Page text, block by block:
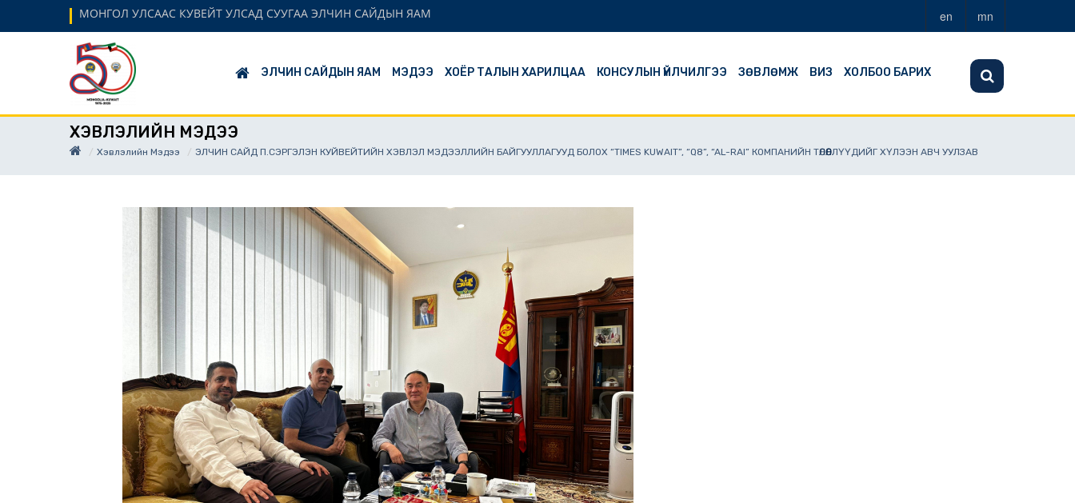
МОНГОЛ УЛСААС КУВЕЙТ УЛСАД СУУГАА ЭЛЧИН САЙДЫН ЯАМ en mn
ЭЛЧИН САЙДЫН ЯАМ МЭДЭЭ ХОЁР ТАЛЫН ХАРИЛЦАА КОНСУЛЫН ҮЙЛЧИЛГЭЭ ЗӨВЛӨМЖ ВИЗ ХОЛБОО БАРИХ
ХЭВЛЭЛИЙН МЭДЭЭ
Хэвлэлийн Мэдээ ЭЛЧИН САЙД П.СЭРГЭЛЭН КУЙВЕЙТИЙН ХЭВЛЭЛ МЭДЭЭЛЛИЙН БАЙГУУЛЛАГУУД БОЛОХ “TIMES KUWAIT”, “Q8”, “AL-RAI” КОМПАНИЙН ТӨЛӨӨЛЛҮҮДИЙГ ХҮЛЭЭН АВЧ УУЛЗАВ